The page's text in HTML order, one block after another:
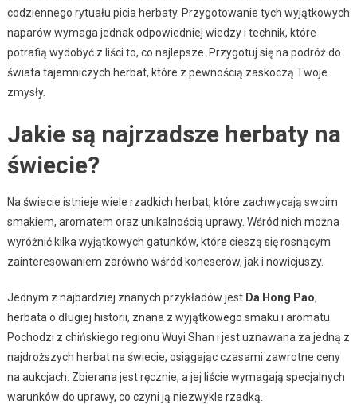
codziennego rytuału picia herbaty. Przygotowanie tych wyjątkowych
naparów wymaga jednak odpowiedniej wiedzy i technik, które
potrafią wydobyć z liści to, co najlepsze. Przygotuj się na podróż do
świata tajemniczych herbat, które z pewnością zaskoczą Twoje
zmysły.
Jakie są najrzadsze herbaty na
świecie?
Na świecie istnieje wiele rzadkich herbat, które zachwycają swoim
smakiem, aromatem oraz unikalnością uprawy. Wśród nich można
wyróżnić kilka wyjątkowych gatunków, które cieszą się rosnącym
zainteresowaniem zarówno wśród koneserów, jak i nowicjuszy.
Jednym z najbardziej znanych przykładów jest Da Hong Pao,
herbata o długiej historii, znana z wyjątkowego smaku i aromatu.
Pochodzi z chińskiego regionu Wuyi Shan i jest uznawana za jedną z
najdroższych herbat na świecie, osiągając czasami zawrotne ceny
na aukcjach. Zbierana jest ręcznie, a jej liście wymagają specjalnych
warunków do uprawy, co czyni ją niezwykle rzadką.